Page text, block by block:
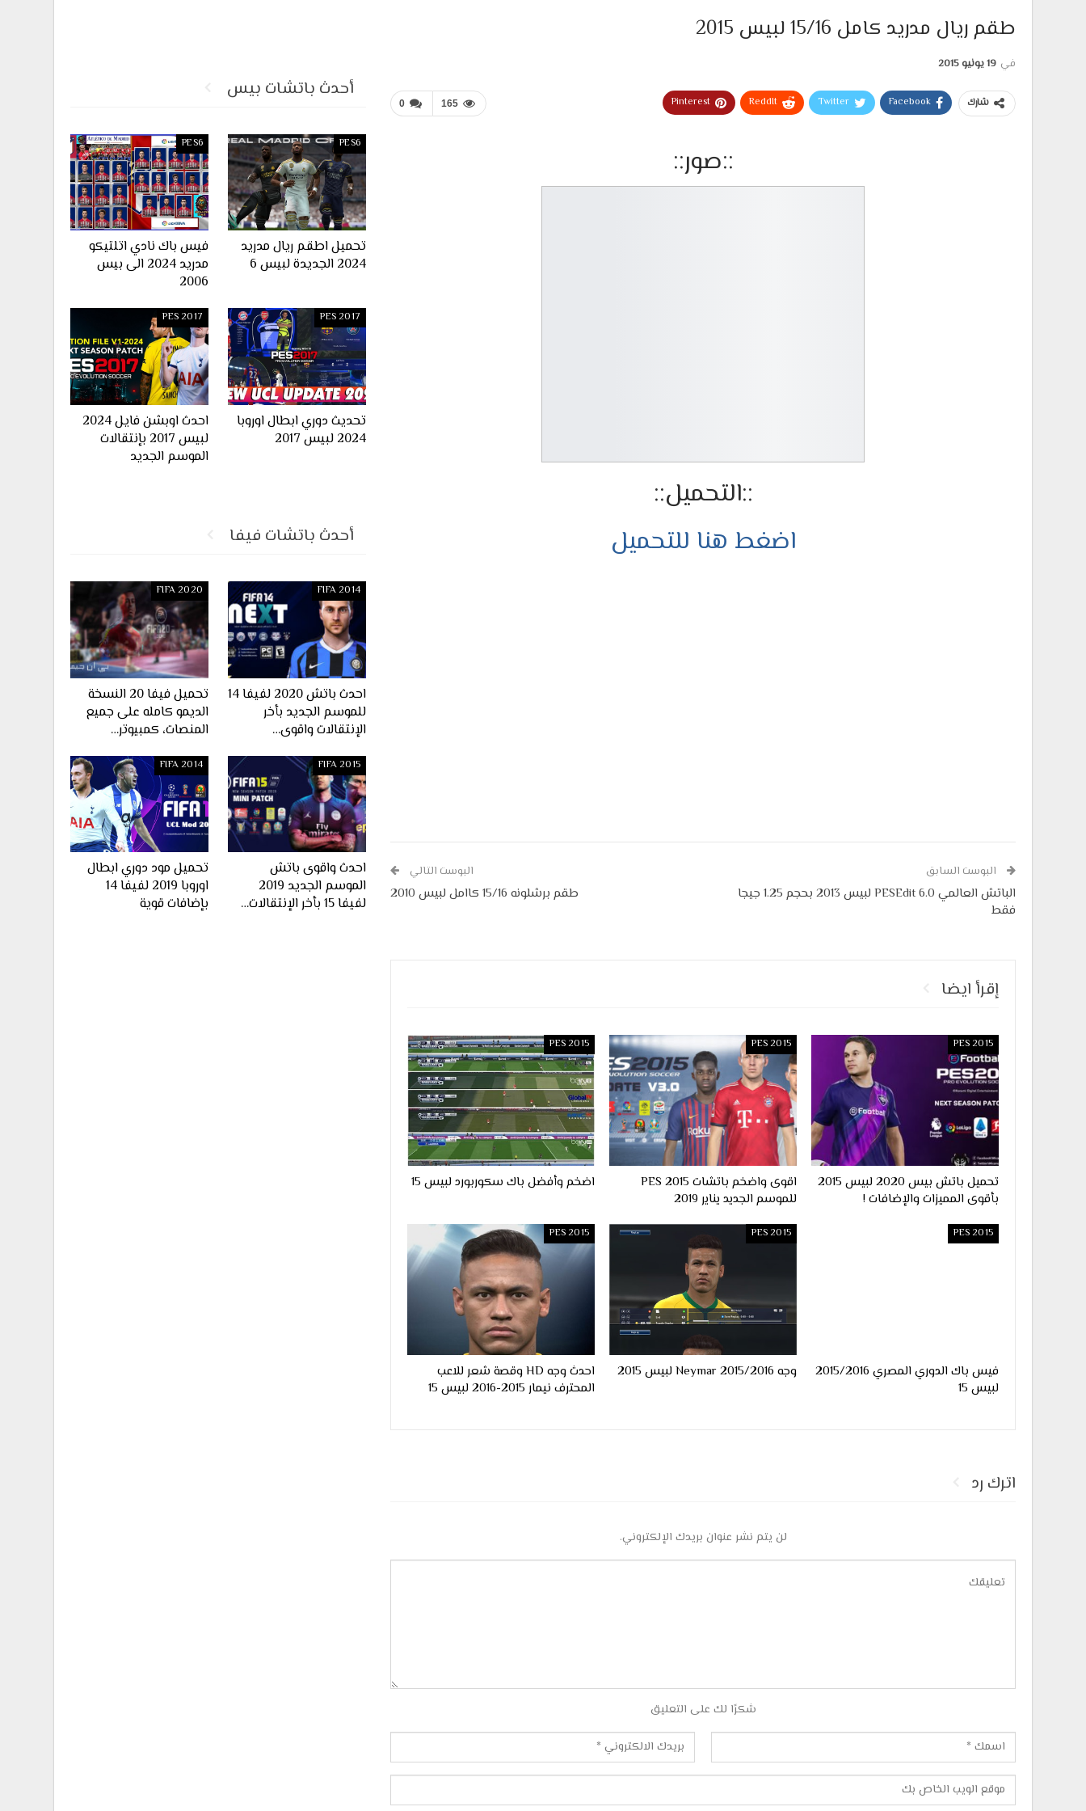
طقم ريال مدريد كامل 15/16 لبيس 2015
في 19 يونيو 2015
0 165 شارك Facebook
Twitter
ReddIt
Pinterest
::صور::
::التحميل::
اضغط هنا للتحميل
البوست السابق
الباتش العالمي PESEdit 6.0 لبيس 2013 بحجم 1.25 جيجا
فقط
البوست التالي
طقم برشلونه 15/16 كاامل لبيس 2010
إقرأ ايضا
PES 2015
تحميل باتش بيس 2020 لبيس 2015
بأقوى المميزات والإضافات !
PES 2015
اقوى واضخم باتشات PES 2015
للموسم الجديد يناير 2019
PES 2015
اضخم وأفضل باك سكوربورد لبيس 15
PES 2015
فيس باك الدوري المصري 2015/2016
لبيس 15
PES 2015
وجه Neymar 2015/2016 لبيس 2015
PES 2015
احدث وجه HD وقصة شعر للاعب
المحترف نيمار 2015-2016 لبيس 15
اترك رد
لن يتم نشر عنوان بريدك الإلكتروني.
شكرًا لك على التعليق
أحدث باتشات بيس
PES6
تحميل اطقم ريال مدريد
2024 الجديدة لبيس 6
PES6
فيس باك نادي اتلتيكو
مدريد 2024 الى بيس
2006
PES 2017
تحديث دوري ابطال اوروبا
2024 لبيس 2017
PES 2017
احدث اوبشن فايل 2024
لبيس 2017 بإنتقالات
الموسم الجديد
أحدث باتشات فيفا
FIFA 2014
احدث باتش 2020 لفيفا 14
للموسم الجديد بأخر
الإنتقالات واقوى…
FIFA 2020
تحميل فيفا 20 النسخة
الديمو كامله على جميع
المنصات، كمبيوتر…
FIFA 2015
احدث واقوى باتش
الموسم الجديد 2019
لفيفا 15 بأخر الإنتقالات…
FIFA 2014
تحميل مود دوري ابطال
اوروبا 2019 لفيفا 14
بإضافات قوية